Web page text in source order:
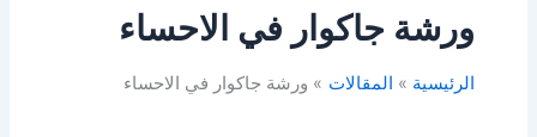
ورشة جاكوار في الاحساء
الرئيسية المقالات ورشة جاكوار في الاحساء